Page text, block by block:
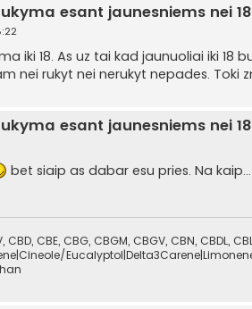
esant jaunesniems nei
iki 18. As uz tai kad jaunuoliai iki 18
nei rukyt nei nerukyt nepades.
esant jaunesniems nei
bet siaip as dabar esu pries. Na
CBE, CBG, CBGM, CBGV, CBN, CBDL,